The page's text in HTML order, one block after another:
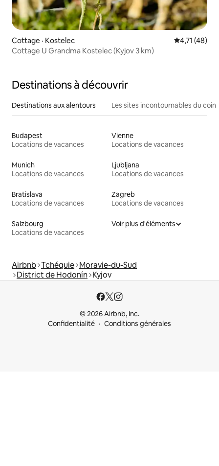
Cottage · Kostelec Note
4,71 (48)
Cottage U Grandma Kostelec (Kyjov 3 km)
Destinations à découvrir
Destinations aux alentours Les sites incontournables du coin
Budapest
Locations de vacances
Vienne
Locations de vacances
Munich
Locations de vacances
Ljubljana
Locations de vacances
Bratislava
Locations de vacances
Zagreb
Locations de vacances
Salzbourg
Locations de vacances
Voir plus d'éléments
Airbnb Tchéquie Moravie-du-Sud
District de Hodonín Kyjov
© 2026 Airbnb, Inc.
Confidentialité
Conditions générales